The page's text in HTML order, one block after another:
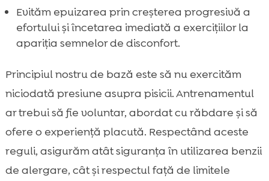
Evităm epuizarea prin creșterea progresivă a
efortului și încetarea imediată a exercițiilor la
apariția semnelor de disconfort.
Principiul nostru de bază este să nu exercităm
niciodată presiune asupra pisicii. Antrenamentul
ar trebui să fie voluntar, abordat cu răbdare și să
ofere o experiență placută. Respectând aceste
reguli, asigurăm atât siguranța în utilizarea benzii
de alergare, cât și respectul față de limitele